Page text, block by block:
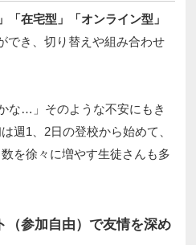
「在宅型」「オンライン型」
でき、切り替えや組み合わせ
な…」そのような不安にもき
週1、2日の登校から始めて、
を徐々に増やす生徒さんも多
（参加自由）で友情を深め